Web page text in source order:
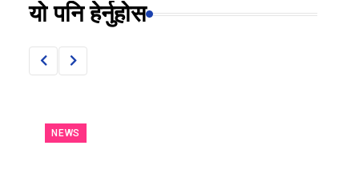
यो पनि हेर्नुहोस
NEWS